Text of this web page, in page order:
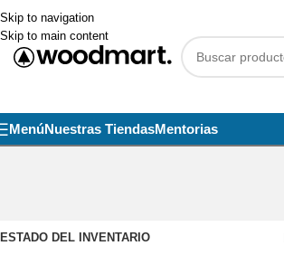
Skip to navigation
Skip to main content
MenúNuestras TiendasMentorias
ESTADO DEL INVENTARIO